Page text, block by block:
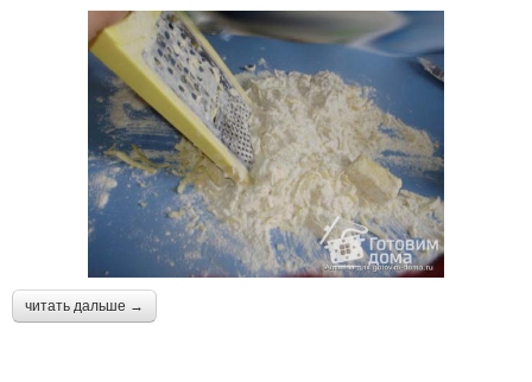
читать дальше →